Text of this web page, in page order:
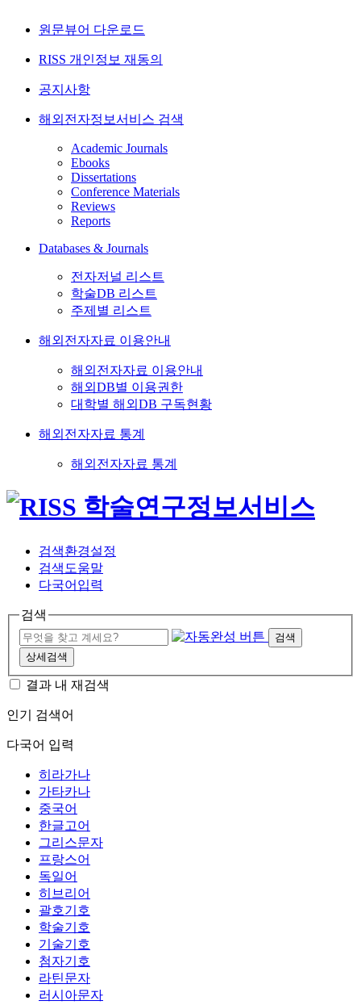
원문뷰어 다운로드
RISS 개인정보 재동의
공지사항
해외전자정보서비스 검색
Academic Journals
Ebooks
Dissertations
Conference Materials
Reviews
Reports
Databases & Journals
전자저널 리스트
학술DB 리스트
주제별 리스트
해외전자자료 이용안내
해외전자자료 이용안내
해외DB별 이용권한
대학별 해외DB 구독현황
해외전자자료 통계
해외전자자료 통계
검색환경설정
검색도움말
다국어입력
검색
검색
상세검색
결과 내 재검색
인기 검색어
다국어 입력
히라가나
가타카나
중국어
한글고어
그리스문자
프랑스어
독일어
히브리어
괄호기호
학술기호
기술기호
첨자기호
라틴문자
러시아문자